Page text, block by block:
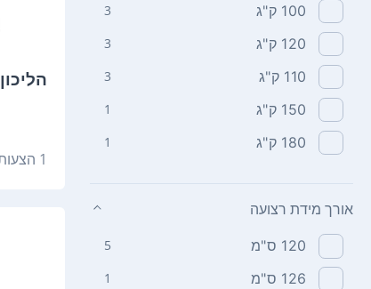
100‏ ק"ג 3
120‏ ק"ג 3
110‏ ק"ג 3
150‏ ק"ג 1
180‏ ק"ג 1
אורך מידת רצועה
120‏ ס"מ 5
126‏ ס"מ 1
הליכון Vo2 Focus1
1 הצעות